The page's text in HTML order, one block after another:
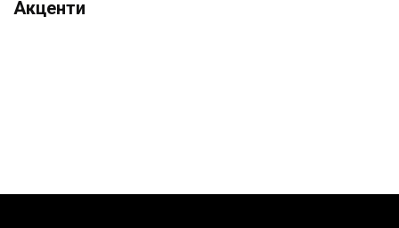
Акценти